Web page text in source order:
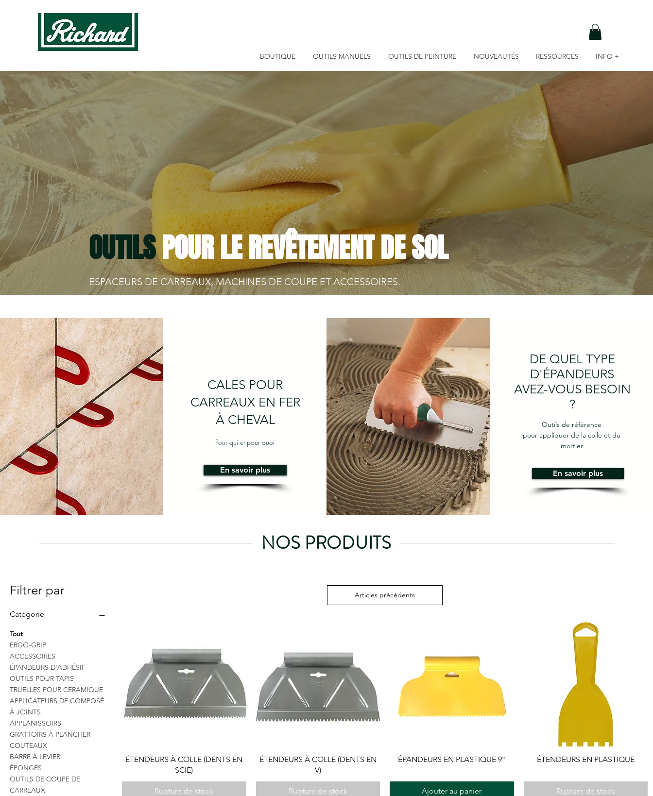
BOUTIQUE OUTILS MANUELS OUTILS DE PEINTURE NOUVEAUTÉS RESSOURCES INFO +
OUTILSPOUR LE REVÊTEMENT DE SOL
ESPACEURS DE CARREAUX, MACHINES DE COUPE ET ACCESSOIRES.
CALES POUR
CARREAUX EN FER
À CHEVAL
Pour qui et pour quoi
En savoir plus
DE QUEL TYPE
D'ÉPANDEURS
AVEZ-VOUS BESOIN
?
Outils de référence
pour appliquer de la colle et du
mortier
En savoir plus
NOS PRODUITS
Filtrer par
Catégorie
Tout
ERGO-GRIP
ACCESSOIRES
ÉPANDEURS D'ADHÉSIF
OUTILS POUR TAPIS
TRUELLES POUR CÉRAMIQUE
APPLICATEURS DE COMPOSÉ
À JOINTS
APPLANISSOIRS
GRATTOIRS À PLANCHER
COUTEAUX
BARRE À LEVIER
ÉPONGES
OUTILS DE COUPE DE
CARREAUX
Articles précédents
ÉTENDEURS À COLLE (DENTS EN
SCIE)
Rupture de stock
ÉTENDEURS À COLLE (DENTS EN
V)
Rupture de stock
ÉPANDEURS EN PLASTIQUE 9''
Ajouter au panier
ÉTENDEURS EN PLASTIQUE
Rupture de stock